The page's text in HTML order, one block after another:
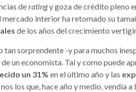
deratingy goza de crédito pleno
mercado interior ha retomado su
de los años del crecimiento
tan sorprendente -y para muchos
de un economista. Tal y como puede
un 31% en el último año y las
los que, hace año y medio, vendía